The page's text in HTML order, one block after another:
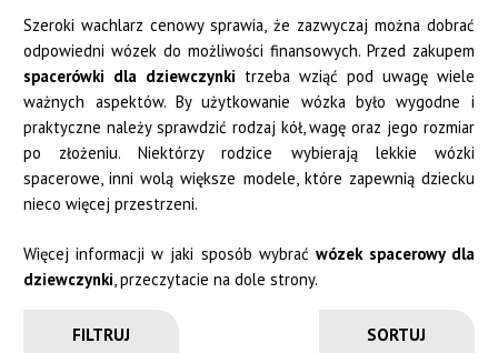
Szeroki wachlarz cenowy sprawia, że zazwyczaj można dobrać
odpowiedni wózek do możliwości finansowych. Przed zakupem
spacerówki dla dziewczynki trzeba wziąć pod uwagę wiele
ważnych aspektów. By użytkowanie wózka było wygodne i
praktyczne należy sprawdzić rodzaj kół, wagę oraz jego rozmiar
po złożeniu. Niektórzy rodzice wybierają lekkie wózki
spacerowe, inni wolą większe modele, które zapewnią dziecku
nieco więcej przestrzeni.
Więcej informacji w jaki sposób wybrać wózek spacerowy dla
dziewczynki, przeczytacie na dole strony.
FILTRUJ